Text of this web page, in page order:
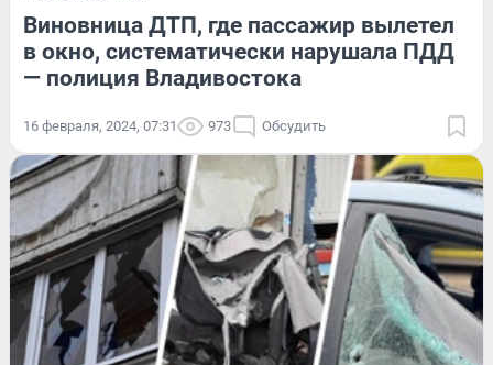
Виновница ДТП, где пассажир вылетел
в окно, систематически нарушала ПДД
— полиция Владивостока
16 февраля, 2024, 07:31 973 Обсудить